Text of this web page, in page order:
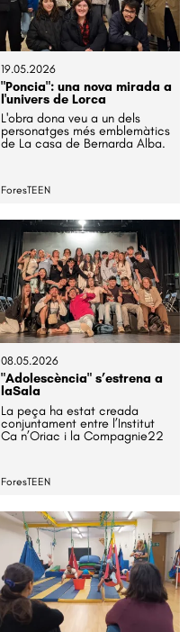
19.05.2026
"Poncia": una nova mirada a
l'univers de Lorca
L'obra dona veu a un dels
personatges més emblemàtics
de La casa de Bernarda Alba.
ForesTEEN
08.05.2026
"Adolescència" s’estrena a
laSala
La peça ha estat creada
conjuntament entre l’Institut
Ca n’Oriac i la Compagnie22
ForesTEEN